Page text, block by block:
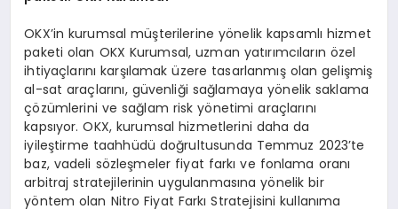
OKX’in kurumsal müşterilerine yönelik kapsamlı hizmet
paketi olan OKX Kurumsal, uzman yatırımcıların özel
ihtiyaçlarını karşılamak üzere tasarlanmış olan gelişmiş
al-sat araçlarını, güvenliği sağlamaya yönelik saklama
çözümlerini ve sağlam risk yönetimi araçlarını
kapsıyor. OKX, kurumsal hizmetlerini daha da
iyileştirme taahhüdü doğrultusunda Temmuz 2023’te
baz, vadeli sözleşmeler fiyat farkı ve fonlama oranı
arbitraj stratejilerinin uygulanmasına yönelik bir
yöntem olan Nitro Fiyat Farkı Stratejisini kullanıma